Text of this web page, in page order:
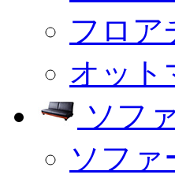
フロア
オット
ソフ
ソファ